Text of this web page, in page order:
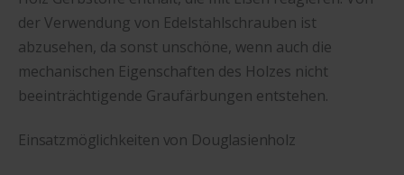
der Verwendung von Edelstahlschrauben ist
abzusehen, da sonst unschöne, wenn auch die
mechanischen Eigenschaften des Holzes nicht
beeinträchtigende Graufärbungen entstehen.
Einsatzmöglichkeiten von Douglasienholz